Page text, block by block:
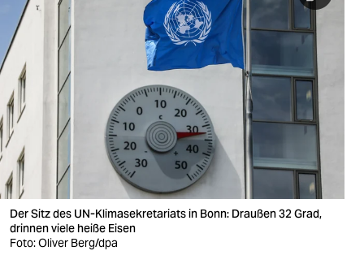
nord
wahrheit
verlag
verlag
veranstaltungen
shop
fragen & hilfe
unterstützen
Der Sitz des UN-Klimasekretariats in Bonn: Draußen 32 Grad,
drinnen viele heiße Eisen
Foto: Oliver Berg/dpa